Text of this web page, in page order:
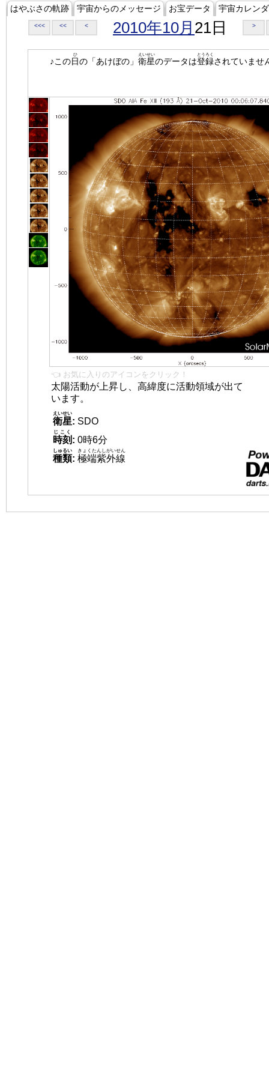
はやぶさの軌跡 宇宙からのメッセージ お宝データ 宇宙カレン
<<< << < 2010年10月 21日 >
♪この日
ひ
の「あけぼの」 衛星
えいせい
のデータは登録
とうろく
されていませ
👈 お気に入りのアイコンをクリック！
太陽活動が上昇し、高緯度に活動領域が出て
います。
衛星
えいせい
: SDO
時刻
じこく
: 0時6分
種類
しゅるい
: 極端紫外線
きょくたんしがいせん